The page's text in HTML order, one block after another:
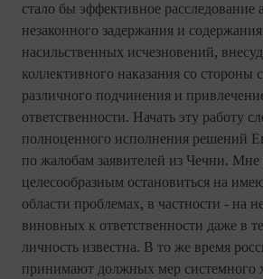
стало бы эффективное расследование
незаконного задержания и
насильственных исчезновений,
коллективного наказания со стороны
различного подчинения и
ответственности. Начать эту работу
полноценного исполнения решений
по жалобам заявителей из Чечни. Мне
целесообразным остановиться на
области проблемах, в частности - на
виновных к ответственности даже в
личность известна. В то же время
принимают должных мер системного